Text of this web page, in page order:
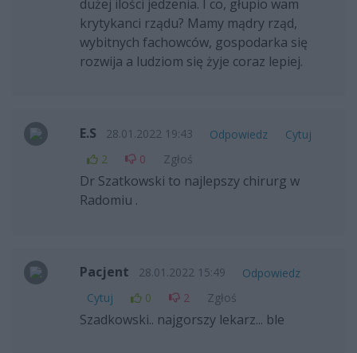
dużej ilości jedzenia. I co, głupio wam
krytykanci rządu? Mamy mądry rząd,
wybitnych fachowców, gospodarka się
rozwija a ludziom się żyje coraz lepiej.
E.S 28.01.2022 19:43 Odpowiedz
Cytuj
2
0 Zgłoś
Dr Szatkowski to najlepszy chirurg w
Radomiu .
Pacjent 28.01.2022 15:49
Odpowiedz
Cytuj
0 2 Zgłoś
Szadkowski.. najgorszy lekarz... ble